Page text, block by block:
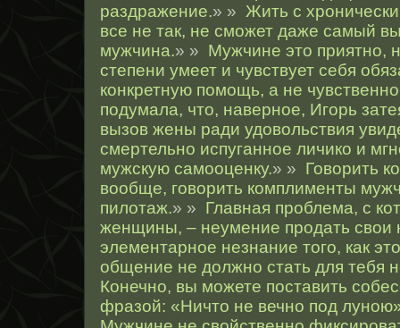
раздражение.» » Жить с
все не так, не сможет даже самый
мужчина.» » Мужчине это приятно,
степени умеет и чувствует себя
конкретную помощь, а не
подумала, что, наверное, Игорь
вызов жены ради удовольствия
смертельно испуганное личико и
мужскую самооценку.» » Говорить
вообще, говорить комплименты
пилотаж.» » Главная проблема, с
женщины, – неумение продать свои
элементарное незнание того, как
общение не должно стать для тебя
Конечно, вы можете поставить
фразой: «Ничто не вечно под